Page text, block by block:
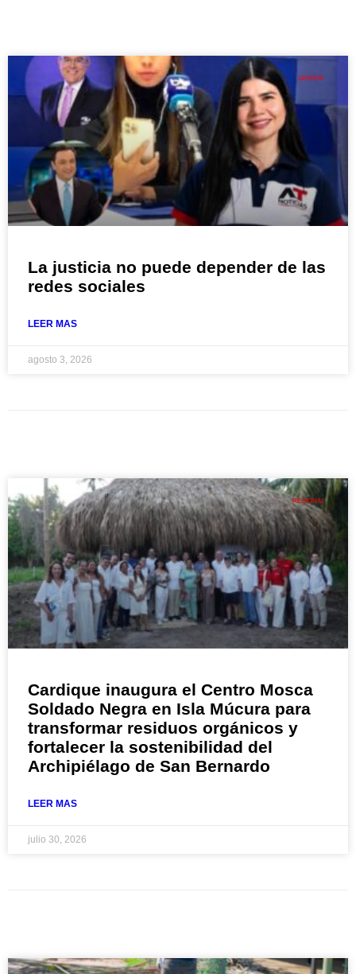
OPINIÓN
La justicia no puede depender de las
redes sociales
LEER MAS
agosto 3, 2026
REGIONAL
Cardique inaugura el Centro Mosca
Soldado Negra en Isla Múcura para
transformar residuos orgánicos y
fortalecer la sostenibilidad del
Archipiélago de San Bernardo
LEER MAS
julio 30, 2026